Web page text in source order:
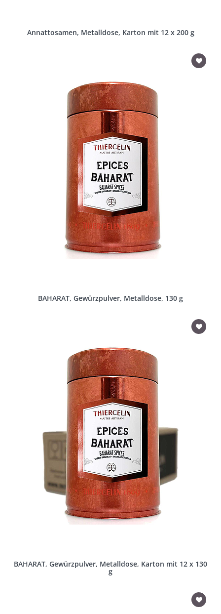
Annattosamen, Metalldose, Karton mit 12 x 200 g
BAHARAT, Gewürzpulver, Metalldose, 130 g
BAHARAT, Gewürzpulver, Metalldose, Karton mit 12 x 130
g